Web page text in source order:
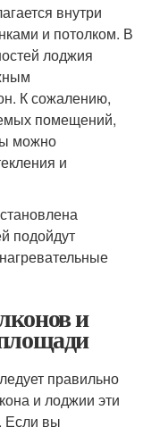
внутри
и потолком. В
лоджия
К сожалению,
помещений,
можно
и
подойдут
и
правильно
и лоджии эти
Если вы